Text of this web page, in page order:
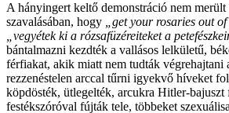
A hányingert keltő demonstráció nem
szavalásában, hogy
„get your rosaries out
„vegyétek ki a rózsafüzéreiteket a
bántalmazni kezdték a vallásos lelkületű,
férfiakat, akik miatt nem tudták végrehajtani
rezzenéstelen arccal tűrni igyekvő híveket
köpdösték, ütlegelték, arcukra Hitler-bajuszt
festékszóróval fújták tele, többeket